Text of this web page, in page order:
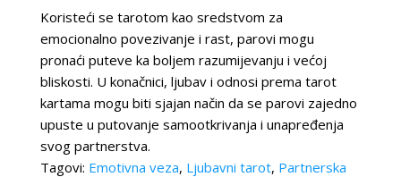
Koristeći se tarotom kao sredstvom za
emocionalno povezivanje i rast, parovi mogu
pronaći puteve ka boljem razumijevanju i većoj
bliskosti. U konačnici, ljubav i odnosi prema tarot
kartama mogu biti sjajan način da se parovi zajedno
upuste u putovanje samootkrivanja i unapređenja
svog partnerstva.
Tagovi: Emotivna veza, Ljubavni tarot, Partnerska